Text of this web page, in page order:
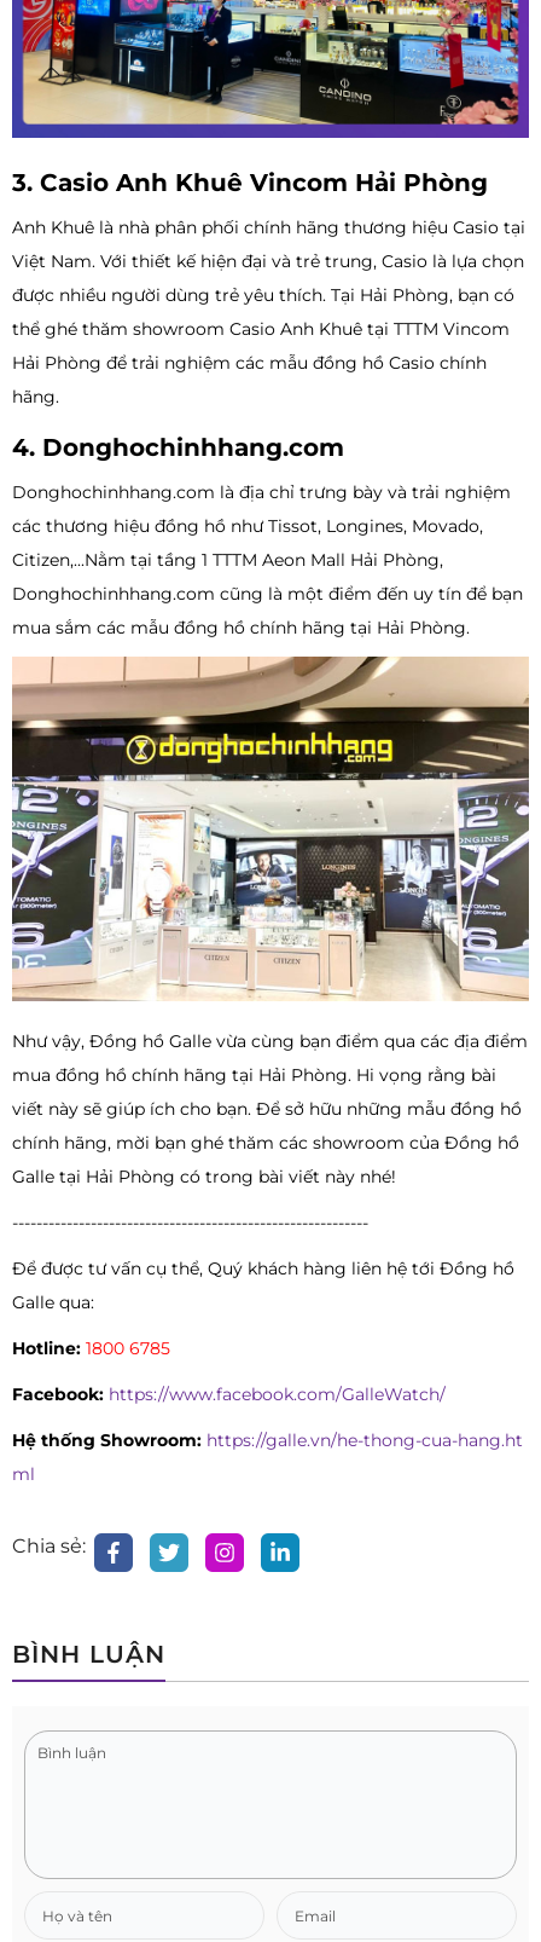
3. Casio Anh Khuê Vincom Hải Phòng
Anh Khuê là nhà phân phối chính hãng thương hiệu Casio tại
Việt Nam. Với thiết kế hiện đại và trẻ trung, Casio là lựa chọn
được nhiều người dùng trẻ yêu thích. Tại Hải Phòng, bạn có
thể ghé thăm showroom Casio Anh Khuê tại TTTM Vincom
Hải Phòng để trải nghiệm các mẫu đồng hồ Casio chính
hãng.
4. Donghochinhhang.com
Donghochinhhang.com là địa chỉ trưng bày và trải nghiệm
các thương hiệu đồng hồ như Tissot, Longines, Movado,
Citizen,...Nằm tại tầng 1 TTTM Aeon Mall Hải Phòng,
Donghochinhhang.com cũng là một điểm đến uy tín để bạn
mua sắm các mẫu đồng hồ chính hãng tại Hải Phòng.
Như vậy, Đồng hồ Galle vừa cùng bạn điểm qua các địa điểm
mua đồng hồ chính hãng tại Hải Phòng. Hi vọng rằng bài
viết này sẽ giúp ích cho bạn. Để sở hữu những mẫu đồng hồ
chính hãng, mời bạn ghé thăm các showroom của Đồng hồ
Galle tại Hải Phòng có trong bài viết này nhé!
-----------------------------------------------------------
Để được tư vấn cụ thể, Quý khách hàng liên hệ tới Đồng hồ
Galle qua:
Hotline: 1800 6785
Facebook: https://www.facebook.com/GalleWatch/
Hệ thống Showroom: https://galle.vn/he-thong-cua-hang.ht
ml
Chia sẻ:
BÌNH LUẬN